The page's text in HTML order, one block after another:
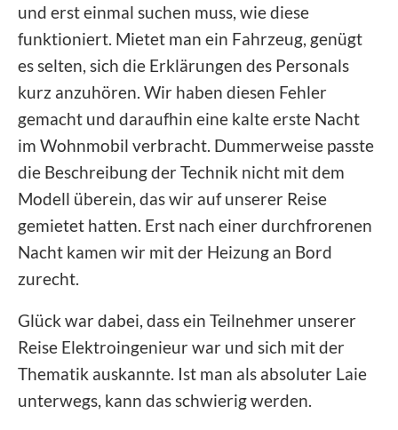
und erst einmal suchen muss, wie diese
funktioniert. Mietet man ein Fahrzeug, genügt
es selten, sich die Erklärungen des Personals
kurz anzuhören. Wir haben diesen Fehler
gemacht und daraufhin eine kalte erste Nacht
im Wohnmobil verbracht. Dummerweise passte
die Beschreibung der Technik nicht mit dem
Modell überein, das wir auf unserer Reise
gemietet hatten. Erst nach einer durchfrorenen
Nacht kamen wir mit der Heizung an Bord
zurecht.
Glück war dabei, dass ein Teilnehmer unserer
Reise Elektroingenieur war und sich mit der
Thematik auskannte. Ist man als absoluter Laie
unterwegs, kann das schwierig werden.